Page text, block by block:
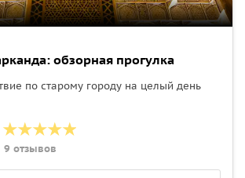
обзорная прогулка
по старому городу на целый день
9 отзывов